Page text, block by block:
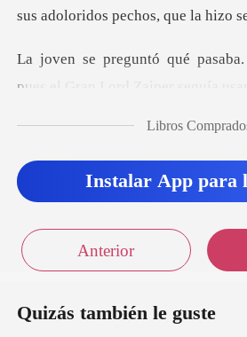
Salir
pues el Gran Lor
Libros
Instalar App para
Anterior
Quizás también le guste